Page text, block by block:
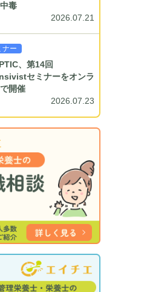
毒
2026.07.21
ナー
、第14回
セミナーをオンラ
開催
2026.07.23